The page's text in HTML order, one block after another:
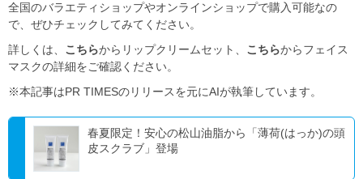
全国のバラエティショップやオンラインショップで購入可能なの
で、ぜひチェックしてみてください。
詳しくは、 こちらからリップクリームセット、 こちらからフェイス
マスクの詳細をご確認ください。
※本記事はPR TIMESのリリースを元にAIが執筆しています。
春夏限定！安心の松山油脂から「薄荷(はっか)の頭
皮スクラブ」登場